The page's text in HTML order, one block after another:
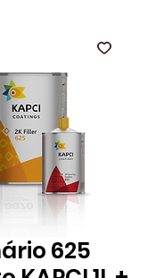
625